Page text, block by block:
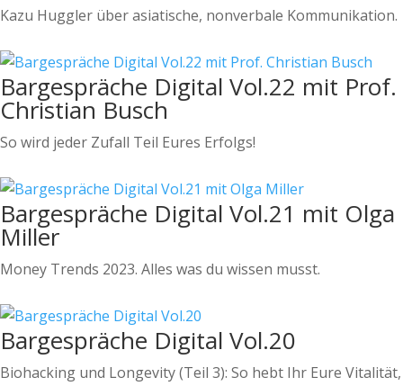
Kazu Huggler über asiatische, nonverbale Kommunikation.
Bargespräche Digital Vol.22 mit Prof.
Christian Busch
So wird jeder Zufall Teil Eures Erfolgs!
Bargespräche Digital Vol.21 mit Olga
Miller
Money Trends 2023. Alles was du wissen musst.
Bargespräche Digital Vol.20
Biohacking und Longevity (Teil 3): So hebt Ihr Eure Vitalität,